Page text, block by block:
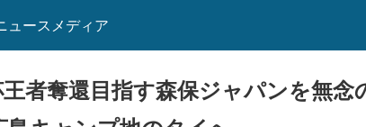
ュースメディア
者奪還目指す森保ジャパンを無念